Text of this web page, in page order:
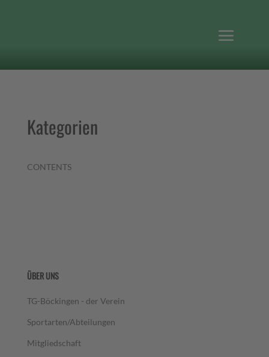
Kategorien
CONTENTS
ÜBER UNS
TG-Böckingen - der Verein
Sportarten/Abteilungen
Mitgliedschaft